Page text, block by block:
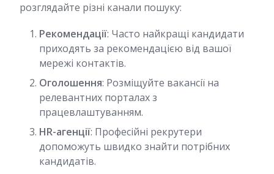
розглядайте різні канали пошуку:
Рекомендації: Часто найкращі кандидати
приходять за рекомендацією від вашої
мережі контактів.
Оголошення: Розміщуйте вакансії на
релевантних порталах з
працевлаштуванням.
HR-агенції: Професійні рекрутери
допоможуть швидко знайти потрібних
кандидатів.